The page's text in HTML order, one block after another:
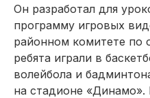
Он разработал для
программу игровых
районном комитете по
ребята играли в
волейбола и
на стадионе